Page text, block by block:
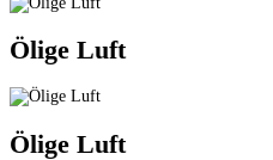
Ölige Luft
Ölige Luft